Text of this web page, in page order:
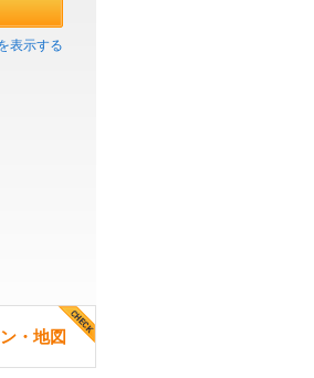
表示する
・地図